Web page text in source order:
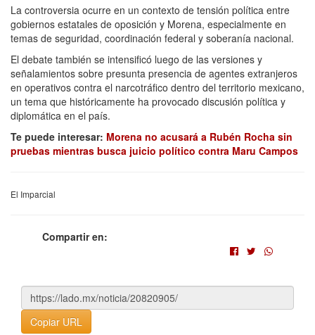
La controversia ocurre en un contexto de tensión política entre
gobiernos estatales de oposición y Morena, especialmente en
temas de seguridad, coordinación federal y soberanía nacional.
El debate también se intensificó luego de las versiones y
señalamientos sobre presunta presencia de agentes extranjeros
en operativos contra el narcotráfico dentro del territorio mexicano,
un tema que históricamente ha provocado discusión política y
diplomática en el país.
Te puede interesar: Morena no acusará a Rubén Rocha sin
pruebas mientras busca juicio político contra Maru Campos
El Imparcial
Compartir en:
Copiar URL